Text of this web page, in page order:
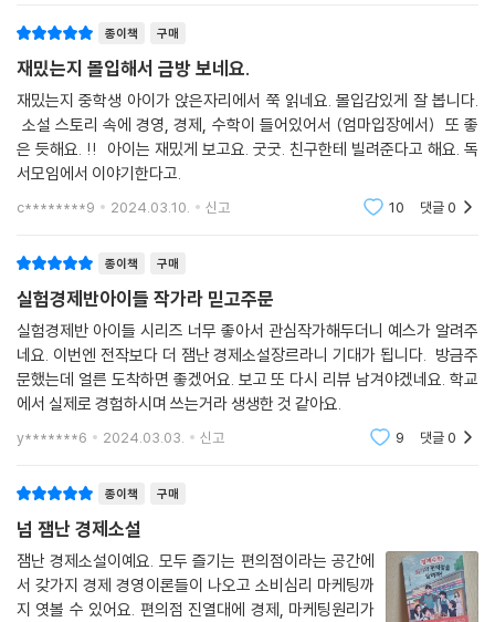
10장 K-김밥이 유행이라는데, 우리 수출 한번 해봐?
꿈을 현실화하려면 사업계획서는 필수
그런데 어떻게 써야 되는 걸까
식품회사에서 음식 개발을 같이하재
부디 우리의 시도가 성공이 되길
나영 샘의 경제경영학 미니 강의?
경제 속에 숨은 수학?
11장 미국 시장에 진출하려면 김밥 만들기만큼 환율도 알아야지
수입과 수출은 동전의 양면
팝콘 메뉴에도 마케팅이 있네
드디어 K-김밥을 수출하다
나영 샘의 경제경영학 미니 강의⑪
┗달러와 원화, 상승과 하락의 딜레마
경제 속에 숨은 수학⑪
┗해외 직구, 돈은 탄력적으로 움직여
할 수 있는 곳이다. 저자는 청소년들에게 가장 익숙한 공간인 편의점을 통
해 어떤 경제활동이 이루어지는지 바라본다. 굳이 편의점뿐만 아니라 사람
의 모든 행동은 경제와 이어져 있다. 아침에 일어나서 뭘 먹을지, 어떤 옷을
입을지, 학교에 걸어갈지 버스를 탈지, 이 모든 것 안에는 선택이 담겨있
고, 이 선택 자체가 우리의 경제활동 즉, ‘기회비용’이라는 개념과 연결된
다. 편의점을 통해 청소년들은 편의점 진열장 속에는 담긴 경제원리와 수
학을 배운다. 우리가 마시는 음료수 병은 원기둥 모양이지만 그런데 우유
는 사각기둥 모양에 담겨있다. 이는 초등학교 6학년이 배우는 부피 단원으
기초적인 수학을 통해 경제수학의 감을 잡으면서 이 책은 편의점의 주 소
비자인 청소년들에게 소비를 경제 활동의 관점으로 볼 수 있게 만든다.
편의점 이윤을 합리적으로 극대화하는 방법을 찾아라!
무인편의점의 등장으로 위기에 처한 행복편의점을 살리기 위해 무지개 주
민한다. 이 어려움을 해결하기 위한 가장 큰 해결법은 바로 경제수학이다.
악하기 위해 1차 함수를 활용한다. 또한 상품 가격에 따라 판매가 달라지는
것을 보며 함수를 여러 방식으로 표현하며 상품에 맞는 균형 가격을 찾아
간다. 편의점 5총사는 무인편의점과의 경쟁에서 우위에 서기 위해 할인 전
략을 사용한다. 판매는 증가했지만 결국 손실로 이어진다는 것을 알게 된
다. 많은 판매가 이익으로 이어지지 않는다는 것을 알게 된 5총사는 가격
종이책 구매
재밌는지 몰입해서 금방 보네요.
재밌는지 중학생 아이가 앉은자리에서 쭉 읽네요. 몰입감있게 잘 봅니다.
소설 스토리 속에 경영, 경제, 수학이 들어있어서 (엄마입장에서) 또 좋
은 듯해요. !! 아이는 재밌게 보고요. 굿굿. 친구한테 빌려준다고 해요. 독
서모임에서 이야기한다고.
c********9 2024.03.10. 신고 10 댓글0
종이책 구매
실험경제반아이들 작가라 믿고주문
실험경제반 아이들 시리즈 너무 좋아서 관심작가해두더니 예스가 알려주
네요. 이번엔 전작보다 더 잼난 경제소설장르라니 기대가 됩니다. 방금주
문했는데 얼른 도착하면 좋겠어요. 보고 또 다시 리뷰 남겨야겠네요. 학교
에서 실제로 경험하시며 쓰는거라 생생한 것 같아요.
y*******6 2024.03.03. 신고 9 댓글0
종이책 구매
넘 잼난 경제소설
잼난 경제소설이예요. 모두 즐기는 편의점이라는 공간에
서 갖가지 경제 경영이론들이 나오고 소비심리 마케팅까
지 엿볼 수 있어요. 편의점 진열대에 경제, 마케팅원리가